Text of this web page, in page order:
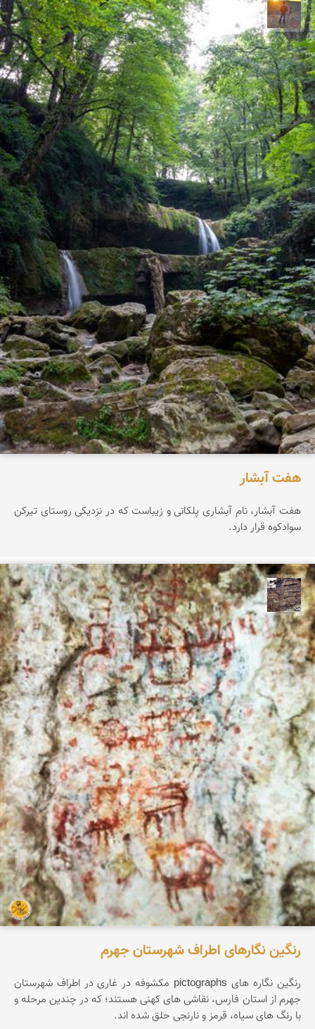
هفت آبشار
هفت آبشار، نام آبشاری پلکانی و زیباست که در نزدیکی روستای تیرکن
سوادکوه قرار دارد.
محمد ناصری فرد
رنگین نگارهای اطراف شهرستان جهرم
رنگین نگاره های pictographs مکشوفه در غاری در اطراف شهرستان
جهرم از استان فارس، نقاشی های کهنی هستند؛ که در چندین مرحله و
با رنگ های سیاه، قرمز و نارنجی حلق شده اند.